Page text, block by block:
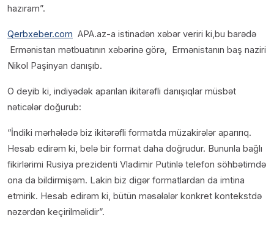
hazıram”.
Qerbxeber.com APA.az-a istinadən xəbər veriri ki,bu barədə
Ermənistan mətbuatının xəbərinə görə, Ermənistanın baş naziri
Nikol Paşinyan danışıb.
O deyib ki, indiyədək aparılan ikitərəfli danışıqlar müsbət
nəticələr doğurub:
“İndiki mərhələdə biz ikitərəfli formatda müzakirələr aparırıq.
Hesab edirəm ki, belə bir format daha doğrudur. Bununla bağlı
fikirlərimi Rusiya prezidenti Vladimir Putinlə telefon söhbətimdə
ona da bildirmişəm. Lakin biz digər formatlardan da imtina
etmirik. Hesab edirəm ki, bütün məsələlər konkret kontekstdə
nəzərdən keçirilməlidir”.